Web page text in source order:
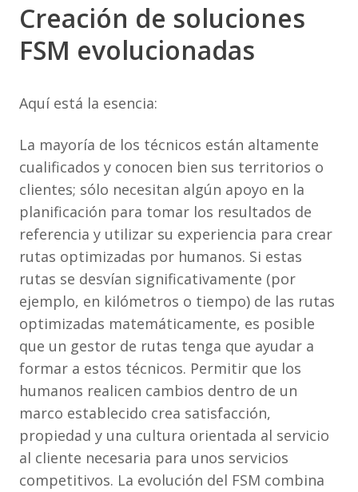
Creación de soluciones
FSM evolucionadas
Aquí está la esencia:
La mayoría de los técnicos están altamente
cualificados y conocen bien sus territorios o
clientes; sólo necesitan algún apoyo en la
planificación para tomar los resultados de
referencia y utilizar su experiencia para crear
rutas optimizadas por humanos. Si estas
rutas se desvían significativamente (por
ejemplo, en kilómetros o tiempo) de las rutas
optimizadas matemáticamente, es posible
que un gestor de rutas tenga que ayudar a
formar a estos técnicos. Permitir que los
humanos realicen cambios dentro de un
marco establecido crea satisfacción,
propiedad y una cultura orientada al servicio
al cliente necesaria para unos servicios
competitivos. La evolución del FSM combina